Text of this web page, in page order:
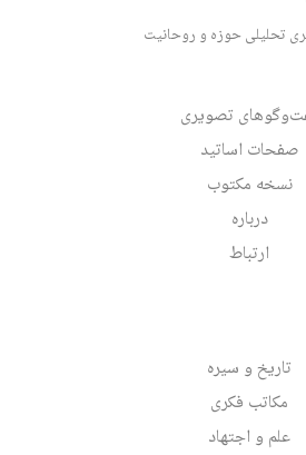
تحلیلی حوزه و روحانیت
تصویری
صفحات اساتید
نسخه مکتوب
درباره
ارتباط
تاریخ و سیره
مکاتب فکری
علم و اجتهاد